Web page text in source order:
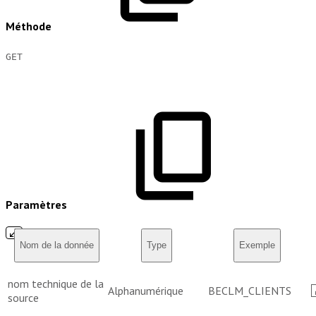
Méthode
GET
Paramètres
Nom de la donnée Type Exemple
nom technique de la
source
Alphanumérique BECLM_CLIENTS